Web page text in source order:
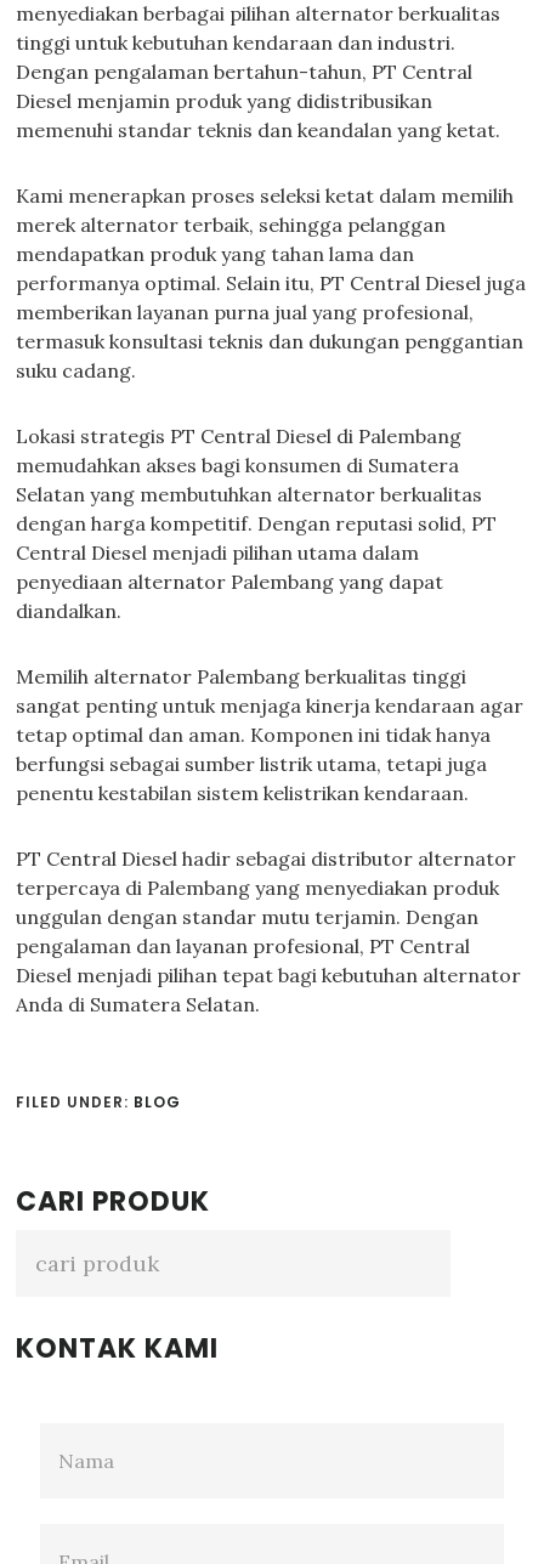
menyediakan berbagai pilihan alternator berkualitas
tinggi untuk kebutuhan kendaraan dan industri.
Dengan pengalaman bertahun-tahun, PT Central
Diesel menjamin produk yang didistribusikan
memenuhi standar teknis dan keandalan yang ketat.
Kami menerapkan proses seleksi ketat dalam memilih
merek alternator terbaik, sehingga pelanggan
mendapatkan produk yang tahan lama dan
performanya optimal. Selain itu, PT Central Diesel juga
memberikan layanan purna jual yang profesional,
termasuk konsultasi teknis dan dukungan penggantian
suku cadang.
Lokasi strategis PT Central Diesel di Palembang
memudahkan akses bagi konsumen di Sumatera
Selatan yang membutuhkan alternator berkualitas
dengan harga kompetitif. Dengan reputasi solid, PT
Central Diesel menjadi pilihan utama dalam
penyediaan alternator Palembang yang dapat
diandalkan.
Memilih alternator Palembang berkualitas tinggi
sangat penting untuk menjaga kinerja kendaraan agar
tetap optimal dan aman. Komponen ini tidak hanya
berfungsi sebagai sumber listrik utama, tetapi juga
penentu kestabilan sistem kelistrikan kendaraan.
PT Central Diesel hadir sebagai distributor alternator
terpercaya di Palembang yang menyediakan produk
unggulan dengan standar mutu terjamin. Dengan
pengalaman dan layanan profesional, PT Central
Diesel menjadi pilihan tepat bagi kebutuhan alternator
Anda di Sumatera Selatan.
FILED UNDER: BLOG
Primary
Sidebar
CARI PRODUK
KONTAK KAMI